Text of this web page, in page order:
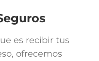
es recibir tus
ofrecemos